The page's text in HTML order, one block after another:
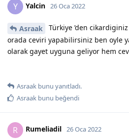
Y Yalcin 26 Oca 2022
Asraak
Türkiye ’den
orada ceviri yapabilirsiniz ben oyle
olarak gayet uyguna geliyor hem
Asraak bunu yanıtladı.
Asraak bunu beğendi
R Rumeliadil 26 Oca 2022